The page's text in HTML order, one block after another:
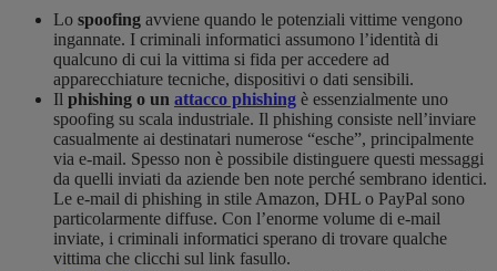
Lo spoofing avviene quando le potenziali vittime vengono
ingannate. I criminali informatici assumono l’identità di
qualcuno di cui la vittima si fida per accedere ad
apparecchiature tecniche, dispositivi o dati sensibili.
Il phishing o un attacco phishing è essenzialmente uno
spoofing su scala industriale. Il phishing consiste nell’inviare
casualmente ai destinatari numerose “esche”, principalmente
via e-mail. Spesso non è possibile distinguere questi messaggi
da quelli inviati da aziende ben note perché sembrano identici.
Le e-mail di phishing in stile Amazon, DHL o PayPal sono
particolarmente diffuse. Con l’enorme volume di e-mail
inviate, i criminali informatici sperano di trovare qualche
vittima che clicchi sul link fasullo.